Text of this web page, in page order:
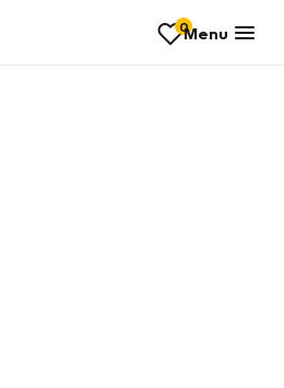
0Menu